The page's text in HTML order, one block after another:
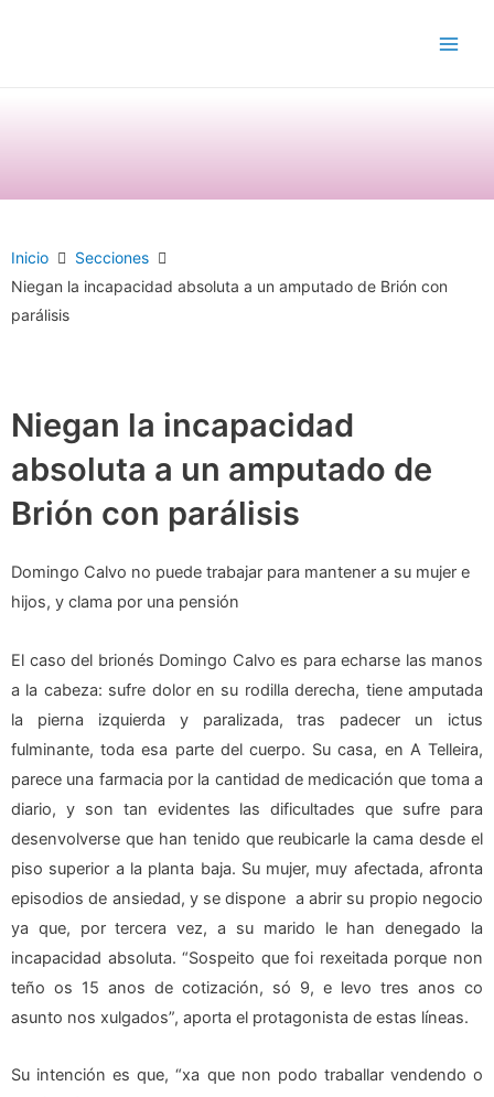
Inicio
Secciones
Niegan la incapacidad absoluta a un amputado de Brión con
parálisis
Niegan la incapacidad
absoluta a un amputado de
Brión con parálisis
Domingo Calvo no puede trabajar para mantener a su mujer e
hijos, y clama por una pensión
El caso del brionés Domingo Calvo es para echarse las manos
a la cabeza: sufre dolor en su rodilla derecha, tiene amputada
la pierna izquierda y paralizada, tras padecer un ictus
fulminante, toda esa parte del cuerpo. Su casa, en A Telleira,
parece una farmacia por la cantidad de medicación que toma a
diario, y son tan evidentes las dificultades que sufre para
desenvolverse que han tenido que reubicarle la cama desde el
piso superior a la planta baja. Su mujer, muy afectada, afronta
episodios de ansiedad, y se dispone a abrir su propio negocio
ya que, por tercera vez, a su marido le han denegado la
incapacidad absoluta. “Sospeito que foi rexeitada porque non
teño os 15 anos de cotización, só 9, e levo tres anos co
asunto nos xulgados”, aporta el protagonista de estas líneas.
Su intención es que, “xa que non podo traballar vendendo o